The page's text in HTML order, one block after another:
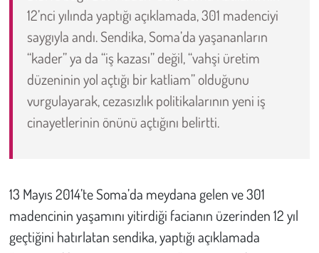
12’nci yılında yaptığı açıklamada, 301 madenciyi
saygıyla andı. Sendika, Soma’da yaşananların
“kader” ya da “iş kazası” değil, “vahşi üretim
düzeninin yol açtığı bir katliam” olduğunu
vurgulayarak, cezasızlık politikalarının yeni iş
cinayetlerinin önünü açtığını belirtti.
13 Mayıs 2014’te Soma’da meydana gelen ve 301
madencinin yaşamını yitirdiği facianın üzerinden 12 yıl
geçtiğini hatırlatan sendika, yaptığı açıklamada
Çevre
Günün İçinden
Hukuk